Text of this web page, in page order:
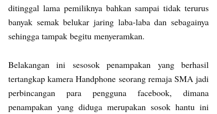
ditinggal lama pemiliknya bahkan sampai tidak terurus
banyak semak belukar jaring laba-laba dan sebagainya
sehingga tampak begitu menyeramkan.
Belakangan ini sesosok penampakan yang berhasil
tertangkap kamera Handphone seorang remaja SMA jadi
perbincangan para pengguna facebook, dimana
penampakan yang diduga merupakan sosok hantu ini